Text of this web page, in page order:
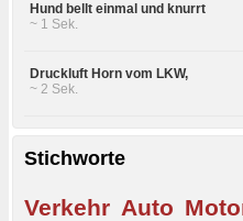
Hund bellt einmal und knurrt
~ 1 Sek.
Druckluft Horn vom LKW,
~ 2 Sek.
Stichworte
Verkehr Auto